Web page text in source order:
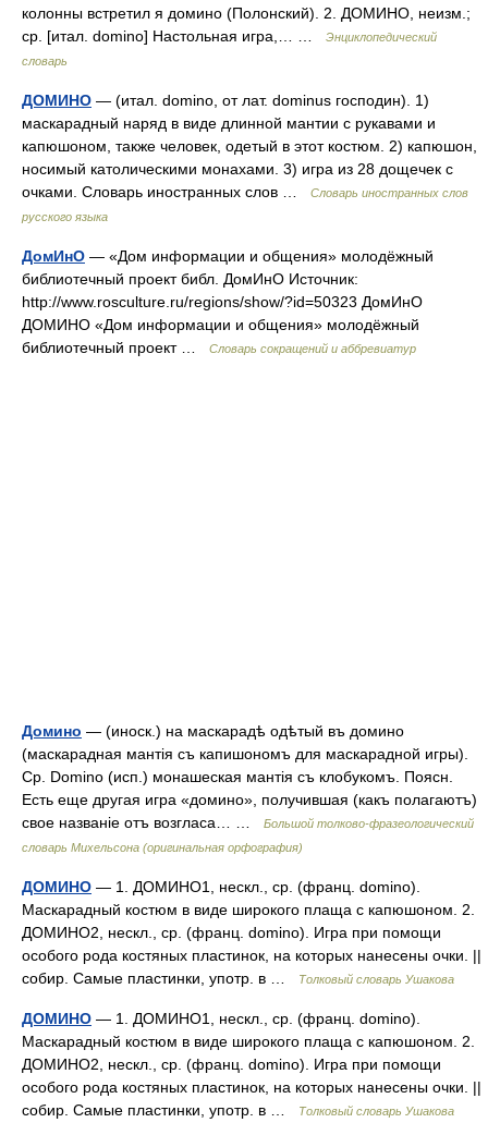
колонны встретил я домино (Полонский). 2. ДОМИНО, неизм.;
ср. [итал. domino] Настольная игра,… …
Энциклопедический
словарь
ДОМИНО — (итал. domino, от лат. dominus господин). 1)
маскарадный наряд в виде длинной мантии с рукавами и
капюшоном, также человек, одетый в этот костюм. 2) капюшон,
носимый католическими монахами. 3) игра из 28 дощечек с
очками. Словарь иностранных слов …
Словарь иностранных слов
русского языка
ДомИнО — «Дом информации и общения» молодёжный
библиотечный проект библ. ДомИнО Источник:
http://www.rosculture.ru/regions/show/?id=50323 ДомИнО
ДОМИНО «Дом информации и общения» молодёжный
библиотечный проект …
Словарь сокращений и аббревиатур
Домино — (иноск.) на маскарадѣ одѣтый въ домино
(маскарадная мантія съ капишономъ для маскарадной игры).
Ср. Domino (исп.) монашеская мантія съ клобукомъ. Поясн.
Есть еще другая игра «домино», получившая (какъ полагаютъ)
свое названіе отъ возгласа… …
Большой толково-фразеологический
словарь Михельсона (оригинальная орфография)
ДОМИНО — 1. ДОМИНО1, нескл., ср. (франц. domino).
Маскарадный костюм в виде широкого плаща с капюшоном. 2.
ДОМИНО2, нескл., ср. (франц. domino). Игра при помощи
особого рода костяных пластинок, на которых нанесены очки. ||
собир. Самые пластинки, употр. в …
Толковый словарь Ушакова
ДОМИНО — 1. ДОМИНО1, нескл., ср. (франц. domino).
Маскарадный костюм в виде широкого плаща с капюшоном. 2.
ДОМИНО2, нескл., ср. (франц. domino). Игра при помощи
особого рода костяных пластинок, на которых нанесены очки. ||
собир. Самые пластинки, употр. в …
Толковый словарь Ушакова